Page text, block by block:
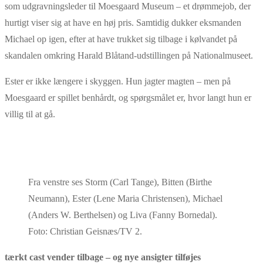
som udgravningsleder til Moesgaard Museum – et drømmejob, der
hurtigt viser sig at have en høj pris. Samtidig dukker eksmanden
Michael op igen, efter at have trukket sig tilbage i kølvandet på
skandalen omkring Harald Blåtand-udstillingen på Nationalmuseet.
Ester er ikke længere i skyggen. Hun jagter magten – men på
Moesgaard er spillet benhårdt, og spørgsmålet er, hvor langt hun er
villig til at gå.
Fra venstre ses Storm (Carl Tange), Bitten (Birthe
Neumann), Ester (Lene Maria Christensen), Michael
(Anders W. Berthelsen) og Liva (Fanny Bornedal).
Foto: Christian Geisnæs/TV 2.
tærkt cast vender tilbage – og nye ansigter tilføjes